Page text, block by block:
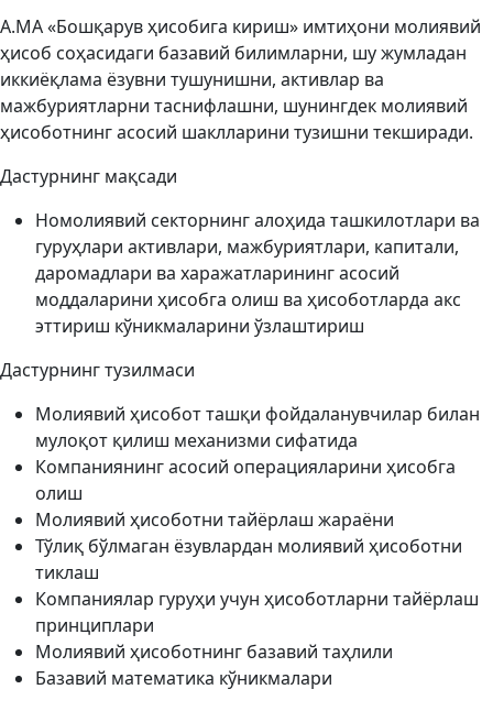
A.MA «Бошқарув ҳисобига кириш» имтиҳони молиявий
ҳисоб соҳасидаги базавий билимларни, шу жумладан
иккиёқлама ёзувни тушунишни, активлар ва
мажбуриятларни таснифлашни, шунингдек молиявий
ҳисоботнинг асосий шаклларини тузишни текширади.
Дастурнинг мақсади
Номолиявий секторнинг алоҳида ташкилотлари ва
гуруҳлари активлари, мажбуриятлари, капитали,
даромадлари ва харажатларининг асосий
моддаларини ҳисобга олиш ва ҳисоботларда акс
эттириш кўникмаларини ўзлаштириш
Дастурнинг тузилмаси
Молиявий ҳисобот ташқи фойдаланувчилар билан
мулоқот қилиш механизми сифатида
Компаниянинг асосий операцияларини ҳисобга
олиш
Молиявий ҳисоботни тайёрлаш жараёни
Тўлиқ бўлмаган ёзувлардан молиявий ҳисоботни
тиклаш
Компаниялар гуруҳи учун ҳисоботларни тайёрлаш
принциплари
Молиявий ҳисоботнинг базавий таҳлили
Базавий математика кўникмалари